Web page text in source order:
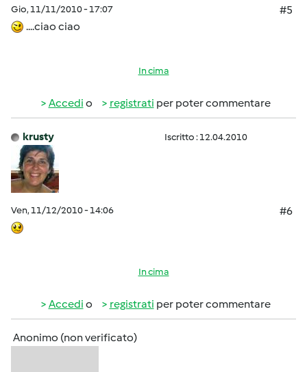
Gio, 11/11/2010 - 17:07
#5
....ciao ciao
In cima
Accedi o registrati per poter commentare
krusty Iscritto : 12.04.2010
Ven, 11/12/2010 - 14:06 #6
In cima
Accedi o registrati per poter commentare
Anonimo (non verificato)